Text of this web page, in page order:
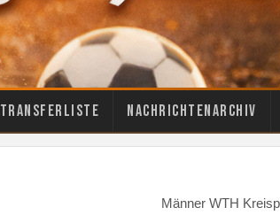
Transferliste Nachrichtenarchiv
Männer WTH